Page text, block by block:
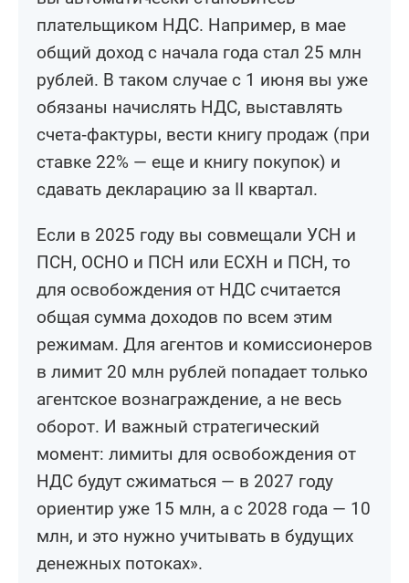
плательщиком НДС. Например, в мае
общий доход с начала года стал 25 млн
рублей. В таком случае с 1 июня вы уже
обязаны начислять НДС, выставлять
счета‑фактуры, вести книгу продаж (при
ставке 22% — еще и книгу покупок) и
сдавать декларацию за II квартал.
Если в 2025 году вы совмещали УСН и
ПСН, ОСНО и ПСН или ЕСХН и ПСН, то
для освобождения от НДС считается
общая сумма доходов по всем этим
режимам. Для агентов и комиссионеров
в лимит 20 млн рублей попадает только
агентское вознаграждение, а не весь
оборот. И важный стратегический
момент: лимиты для освобождения от
НДС будут сжиматься — в 2027 году
ориентир уже 15 млн, а с 2028 года — 10
млн, и это нужно учитывать в будущих
денежных потоках».